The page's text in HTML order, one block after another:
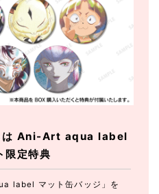
は Ani-Art aqua label
限定特典
label マット缶バッジ」を